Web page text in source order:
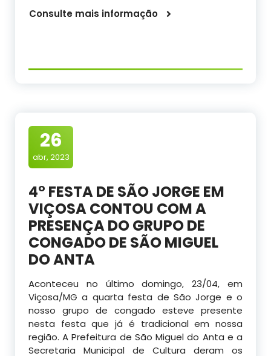
Consulte mais informação
26
abr, 2023
4° FESTA DE SÃO JORGE EM
VIÇOSA CONTOU COM A
PRESENÇA DO GRUPO DE
CONGADO DE SÃO MIGUEL
DO ANTA
Aconteceu no último domingo, 23/04, em
Viçosa/MG a quarta festa de São Jorge e o
nosso grupo de congado esteve presente
nesta festa que já é tradicional em nossa
região. A Prefeitura de São Miguel do Anta e a
Secretaria Municipal de Cultura deram os